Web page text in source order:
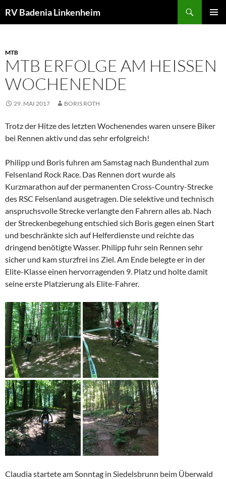
Inhalt
RV Badenia Linkenheim
MTB
MTB ERFOLGE AM HEISSEN W
OCHENENDE
29. MAI 2017 BORIS ROTH
Trotz der Hitze des letzten Wochenendes waren unsere Biker
bei Rennen aktiv und das sehr erfolgreich!
Philipp und Boris fuhren am Samstag nach Bundenthal zum
Felsenland Rock Race. Das Rennen dort wurde als
Kurzmarathon auf der permanenten Cross-Country-Strecke
des RSC Felsenland ausgetragen. Die selektive und technisch
anspruchsvolle Strecke verlangte den Fahrern alles ab. Nach
der Streckenbegehung entschied sich Boris gegen einen Start
und beschränkte sich auf Helferdienste und reichte das
dringend benötigte Wasser. Philipp fuhr sein Rennen sehr
sicher und kam sturzfrei ins Ziel. Am Ende belegte er in der
Elite-Klasse einen hervorragenden 9. Platz und holte damit
seine erste Platzierung als Elite-Fahrer.
Claudia startete am Sonntag in Siedelsbrunn beim Überwald